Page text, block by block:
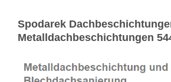
Spodarek
Metalldachbeschichtungen